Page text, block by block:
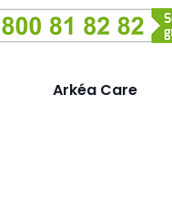
Arkéa Care